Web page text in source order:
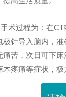
术过程为：在
针导入脑内，
苦，次日可下
疼痛等症状，极